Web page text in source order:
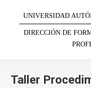
UNIVERSIDAD
DIRECCIÓN DE
Taller